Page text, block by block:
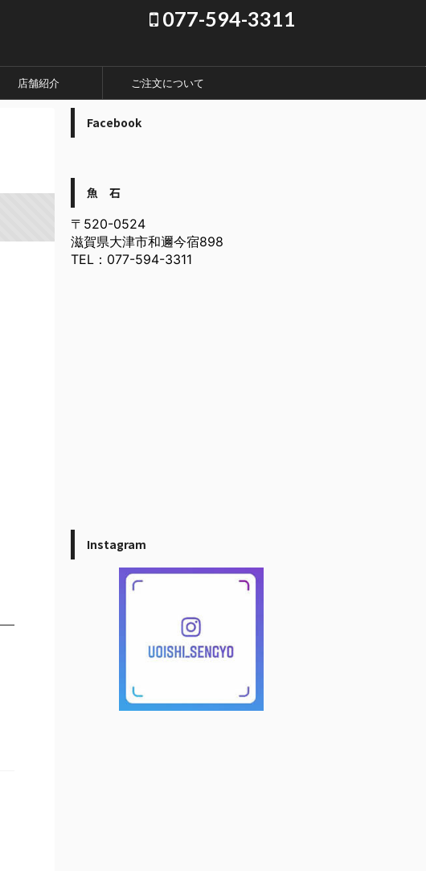
077-594-3311
店舗紹介 ご注文について
Facebook
魚 石
〒520-0524
滋賀県大津市和邇今宿898
TEL：077-594-3311
Instagram